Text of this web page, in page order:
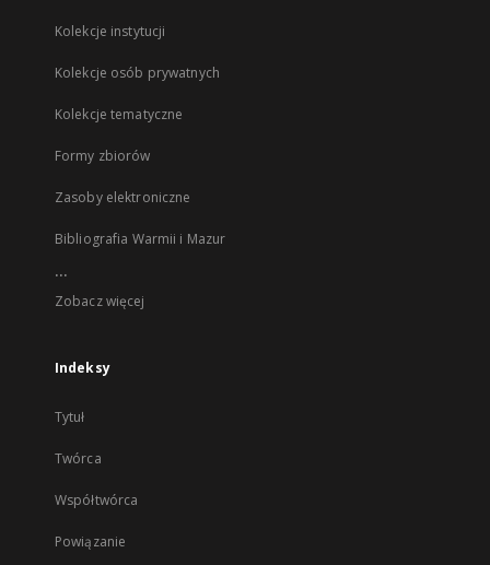
Kolekcje instytucji
Kolekcje osób prywatnych
Kolekcje tematyczne
Formy zbiorów
Zasoby elektroniczne
Bibliografia Warmii i Mazur
...
Zobacz więcej
Indeksy
Tytuł
Twórca
Współtwórca
Powiązanie